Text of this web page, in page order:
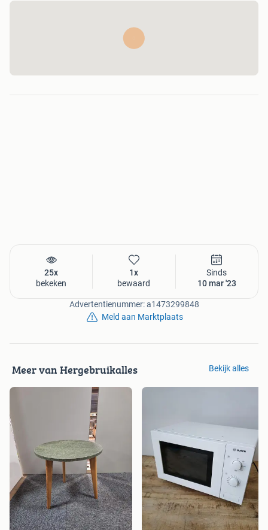
25x
bekeken
1x
bewaard
Sinds
10 mar '23
Advertentienummer: a1473299848
Meld aan Marktplaats
Meer van Hergebruikalles Bekijk alles